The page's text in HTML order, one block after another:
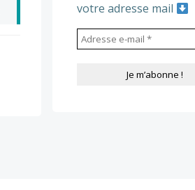
votre adresse mail